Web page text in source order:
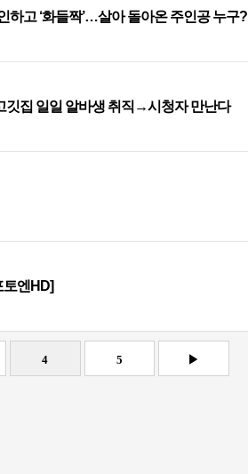
하고 ‘화들짝’…살아 돌아온 주인공 누구?
깃집 일일 알바생 취직→시청자 만난다
토엔HD]
4 5 ▶